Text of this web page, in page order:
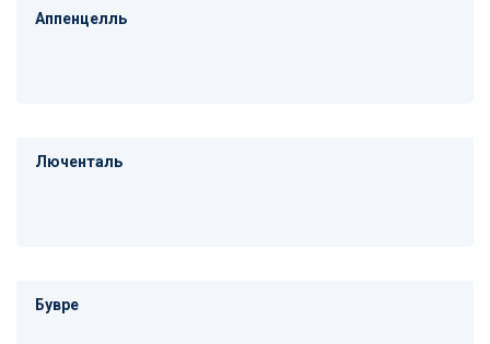
Аппенцелль
Люченталь
Бувре